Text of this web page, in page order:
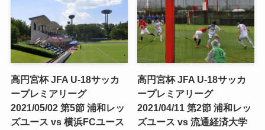
高円宮杯 JFA U-18サッカ
ープレミアリーグ
2021/05/02 第5節 浦和レッ
ズユース vs 横浜FCユース
高円宮杯 JFA U-18サッカ
ープレミアリーグ
2021/04/11 第2節 浦和レッ
ズユース vs 流通経済大学